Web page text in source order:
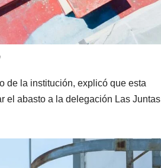
de la institución, explicó que esta
el abasto a la delegación Las Juntas